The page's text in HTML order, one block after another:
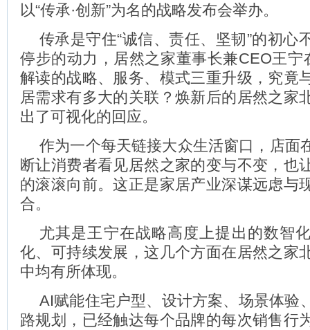
以“传承·创新”为名的战略发布会举办。
传承是守住“诚信、责任、坚韧”的初心
停步的动力，居然之家董事长兼CEO王宁
解读的战略、服务、模式三重升级，究竟
居需求有多大的关联？焕新后的居然之家
出了可视化的回应。
作为一个每天链接大众生活窗口，店面
断让消费者看见居然之家的变与不变，也
的滚滚向前。这正是家居产业深谋远虑与
合。
尤其是王宁在战略高度上提出的数智
化、可持续发展，这几个方面在居然之家
中均有所体现。
AI赋能住宅户型、设计方案、场景体验
路规划，已经触达每个品牌的每次销售行